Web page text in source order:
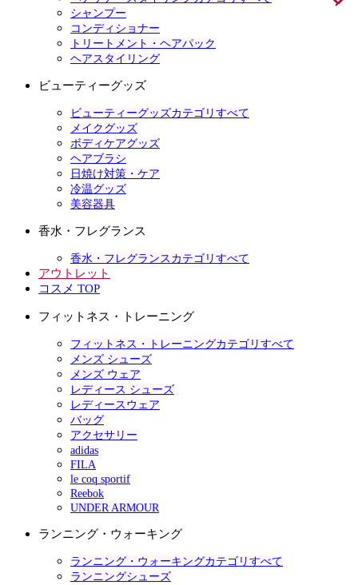
シャンプー
コンディショナー
トリートメント・ヘアパック
ヘアスタイリング
ビューティーグッズ
ビューティーグッズカテゴリすべて
メイクグッズ
ボディケアグッズ
ヘアブラシ
日焼け対策・ケア
冷温グッズ
美容器具
香水・フレグランス
香水・フレグランスカテゴリすべて
アウトレット
コスメ TOP
フィットネス・トレーニング
フィットネス・トレーニングカテゴリすべて
メンズ シューズ
メンズ ウェア
レディース シューズ
レディースウェア
バッグ
アクセサリー
adidas
FILA
le coq sportif
Reebok
UNDER ARMOUR
ランニング・ウォーキング
ランニング・ウォーキングカテゴリすべて
ランニングシューズ